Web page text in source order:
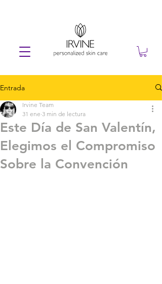
Entrada
Este Día de San Valentín,
Elegimos el Compromiso
Sobre la Convención
Irvine Team
31 ene 3 min de lectura